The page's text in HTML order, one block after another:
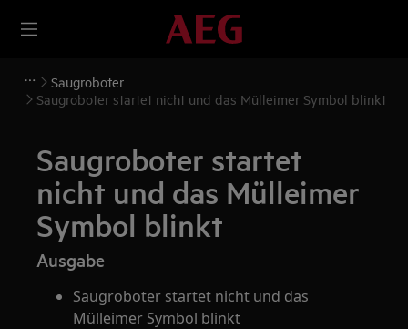
Saugroboter
Saugroboter startet nicht und das Mülleimer Symbol blinkt
Saugroboter startet
nicht und das Mülleimer
Symbol blinkt
Ausgabe
Saugroboter startet nicht und das
Mülleimer Symbol blinkt